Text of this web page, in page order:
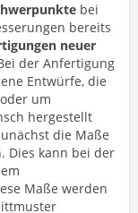
bei
bereits
neuer
der Anfertigung
Entwürfe, die
um
hergestellt
die Maße
Dies kann bei der
Maße werden